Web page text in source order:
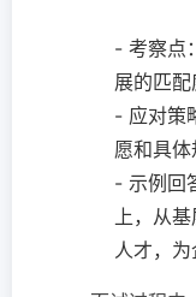
- 考察点
展的匹配
- 应对策
愿和具体
- 示例回
上，从
人才，